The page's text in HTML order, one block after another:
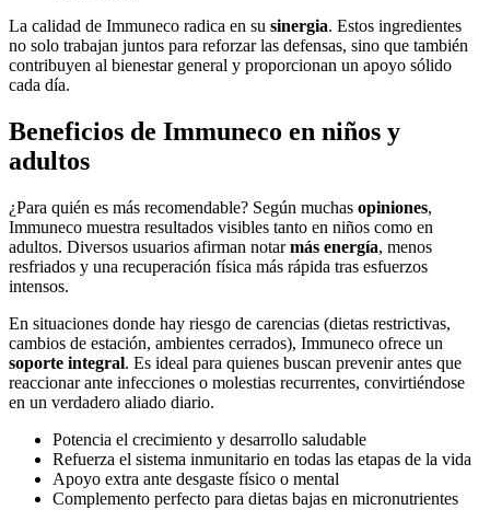
La calidad de Immuneco radica en su sinergia. Estos ingredientes
no solo trabajan juntos para reforzar las defensas, sino que también
contribuyen al bienestar general y proporcionan un apoyo sólido
cada día.
Beneficios de Immuneco en niños y
adultos
¿Para quién es más recomendable? Según muchas opiniones,
Immuneco muestra resultados visibles tanto en niños como en
adultos. Diversos usuarios afirman notarmás energía, menos
resfriados y una recuperación física más rápida tras esfuerzos
intensos.
En situaciones donde hay riesgo de carencias (dietas restrictivas,
cambios de estación, ambientes cerrados), Immuneco ofrece un
soporte integral. Es ideal para quienes buscan prevenir antes que
reaccionar ante infecciones o molestias recurrentes, convirtiéndose
en un verdadero aliado diario.
Potencia el crecimiento y desarrollo saludable
Refuerza el sistema inmunitario en todas las etapas de la vida
Apoyo extra ante desgaste físico o mental
Complemento perfecto para dietas bajas en micronutrientes